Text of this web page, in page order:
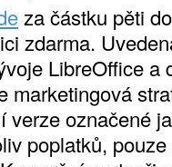
za částku pěti
zdarma.
LibreOffice a
marketingová
verze označené
poplatků,